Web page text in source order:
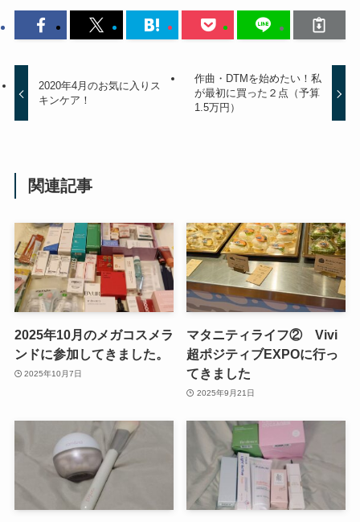
2020年4月のお気に入りス
キンケア！
作曲・DTMを始めたい！私
が最初に買った２点（予算
1.5万円）
関連記事
2025年10月のメガコスメラ
ンドに参加してきました。
2025年10月7日
マタニティライフ② Vivi
超ポジティブEXPOに行っ
てきました
2025年9月21日